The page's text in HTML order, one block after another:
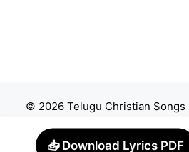
© 2026 Telugu Christian Songs
📥 Download Lyrics PDF